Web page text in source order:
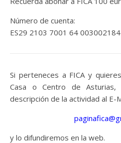
Número de cuenta:
ES29 2103 7001 64
Si perteneces a FICA y
Casa o Centro de
descripción de la actividad al E-
y lo difundiremos en la web.